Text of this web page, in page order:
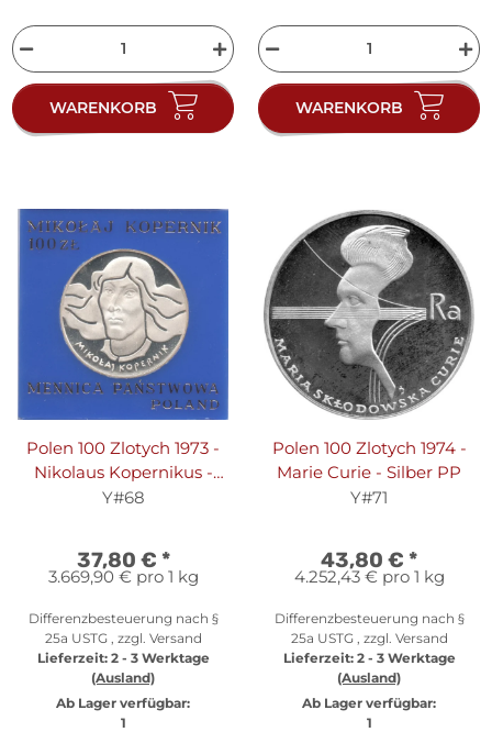
WARENKORB WARENKORB
Polen 100 Zlotych 1973 -
Nikolaus Kopernikus -
Silber PP in
Y#68
37,80 € *
3.669,90 € pro 1 kg
Differenzbesteuerung nach §
25a USTG , zzgl. Versand
Lieferzeit: 2 - 3 Werktage
(Ausland)
Ab Lager verfügbar:
1
Polen 100 Zlotych 1974 -
Marie Curie - Silber PP
Y#71
43,80 € *
4.252,43 € pro 1 kg
Differenzbesteuerung nach §
25a USTG , zzgl. Versand
Lieferzeit: 2 - 3 Werktage
(Ausland)
Ab Lager verfügbar:
1